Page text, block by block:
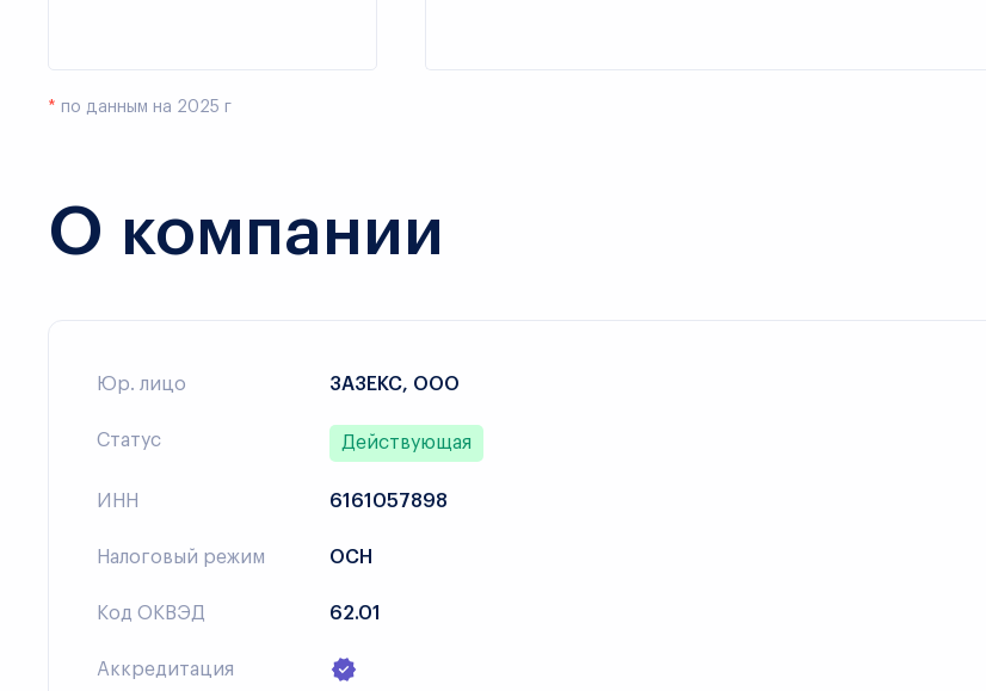
* по данным на 2025 г
О компании
Юр. лицо ЗАЗЕКС, ООО
Статус Действующая
ИНН 6161057898
Налоговый режим ОСН
Код ОКВЭД 62.01
Аккредитация